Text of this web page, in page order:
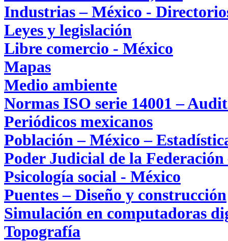
Industrias – México -
Leyes y legislación
Libre comercio - México
Mapas
Medio ambiente
Normas ISO serie 14001 –
Periódicos mexicanos
Población – México –
Poder Judicial de la
Psicología social - México
Puentes – Diseño y construcción
Simulación en computadoras
Topografía